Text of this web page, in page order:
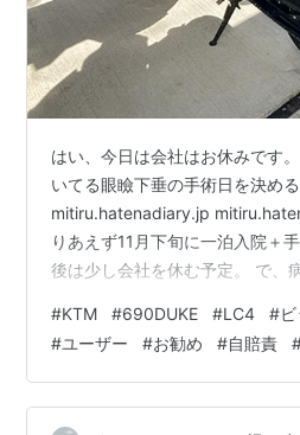
はい、今日は会社はお休みです
いてる眼瞼下垂の手術日を決める
mitiru.hatenadiary.jp
りあえず11月下旬に一泊入院＋
後は少し会社を休む予定。 で、
余分に有休使わなくて良くね？
のラウンドでユーザー車検に。
て、内心は間に合うかヒヤヒヤ
強で肉と米に。 ああ、もう優勝
#KTM #690DUKE #LC4 #
#ユーザー #お勧め #自賠責